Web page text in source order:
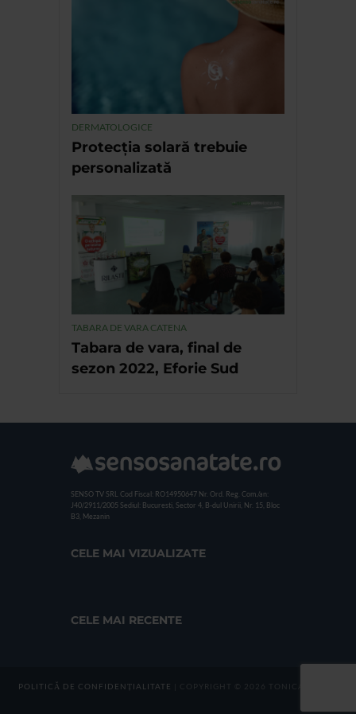
DERMATOLOGICE
Protecția solară trebuie
personalizată
TABARA DE VARA CATENA
Tabara de vara, final de
sezon 2022, Eforie Sud
SENSO TV SRL Cod Fiscal: RO14950647 Nr. Ord. Reg. Com./an:
J40/2911/2005 Sediul: Bucuresti, Sector 4, B-dul Unirii, Nr. 15, Bloc
B3, Mezanin
CELE MAI VIZUALIZATE
CELE MAI RECENTE
POLITICĂ DE CONFIDENȚIALITATE | COPYRIGHT © 2026 TONICA GROUP